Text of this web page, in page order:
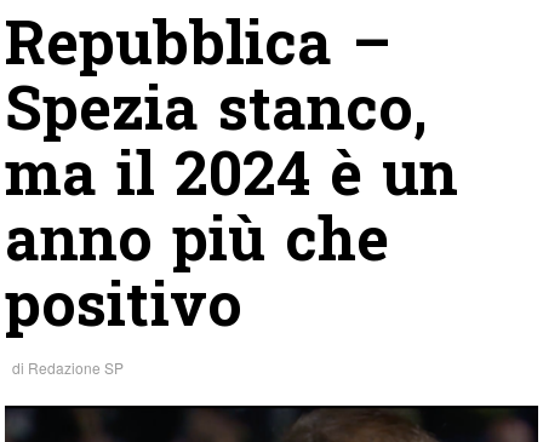
Repubblica –
Spezia stanco,
ma il 2024 è un
anno più che
positivo
di Redazione SP